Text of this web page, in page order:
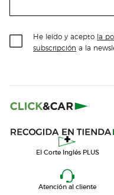
He leído y acepto la
subscripción a la
El Corte Inglés PLUS
Atención al cliente